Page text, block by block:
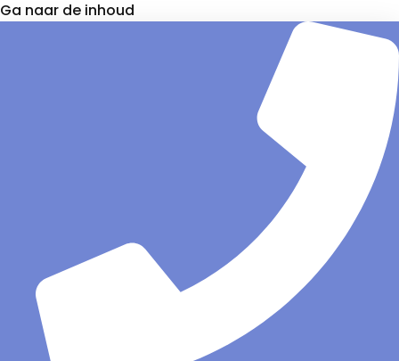
Ga naar de inhoud